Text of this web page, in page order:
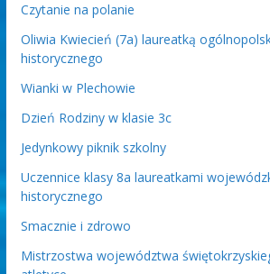
Czytanie na polanie
Oliwia Kwiecień (7a) laureatką
historycznego
Wianki w Plechowie
Dzień Rodziny w klasie 3c
Jedynkowy piknik szkolny
Uczennice klasy 8a laureatkami
historycznego
Smacznie i zdrowo
Mistrzostwa województwa